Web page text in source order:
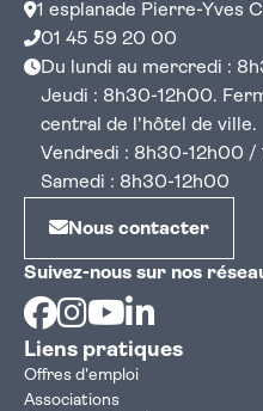
1 esplanade Pierre-Yves
01 45 59 20 00
Du lundi au mercredi :
Jeudi : 8h30-12h00.
central de l'hôtel de ville.
Vendredi : 8h30-12h00 /
Samedi : 8h30-12h00
Nous contacter
Suivez-nous sur nos
Facebook
Instagram
Youtube
Liens pratiques
Offres d'emploi
Associations